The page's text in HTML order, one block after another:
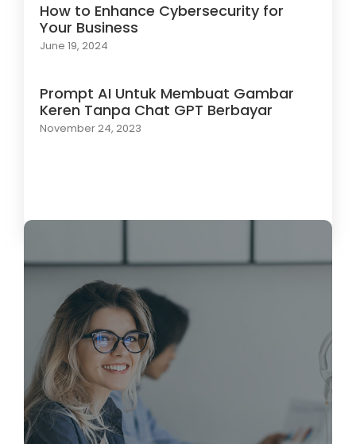
How to Enhance Cybersecurity for
Your Business
June 19, 2024
Prompt AI Untuk Membuat Gambar
Keren Tanpa Chat GPT Berbayar
November 24, 2023